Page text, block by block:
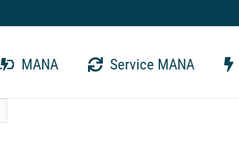
MANA Service MANA